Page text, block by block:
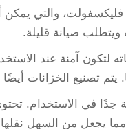
ويتطلب صيانة قليلة.
لتكون آمنة عند
يتم تصنيع الخزانات
جدًا في الاستخدام.
مما يجعل من السهل